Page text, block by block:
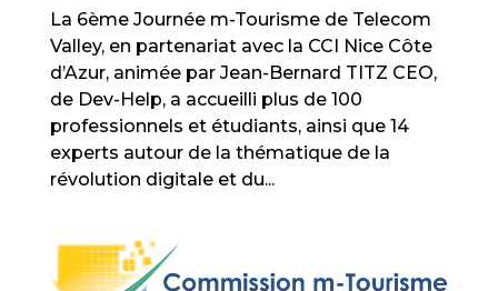
La 6ème Journée m-Tourisme de Telecom
Valley, en partenariat avec la CCI Nice Côte
d’Azur, animée par Jean-Bernard TITZ CEO,
de Dev-Help, a accueilli plus de 100
professionnels et étudiants, ainsi que 14
experts autour de la thématique de la
révolution digitale et du...